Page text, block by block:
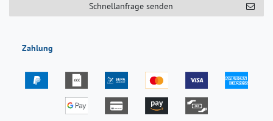
Schnellanfrage senden
Zahlung